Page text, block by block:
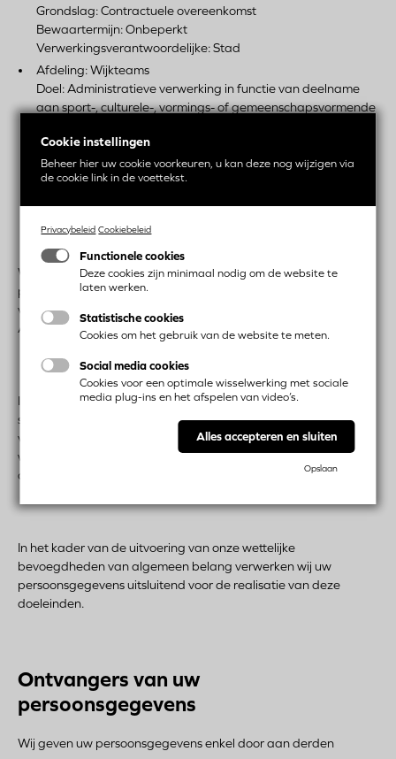
Grondslag: Contractuele overeenkomst
Bewaartermijn: Onbeperkt
Verwerkingsverantwoordelijke: Stad
Afdeling: Wijkteams
Doel: Administratieve verwerking in functie van deelname
aan sport-, culturele-, vormings- of gemeenschapsvormende
dienstverlening
Grondslag: Toestemming
Bewaartermijn: Onbepaald
Wij hebben niet de intentie om bijzondere en of gevoelige
persoonsgegevens te verwerken (de "bijzondere categorieën
van persoonsgegevens" zoals gedefinieerd in Art. 9 van de
AVG), tenzij dit wettelijk vereist is en mits uw toestemming.
In principe verwerken wij ook geen gegevens in verband met
strafbare feiten (zoals gedefinieerd in Art. 10 van de AVG), al
verwerken wij uiteraard wel gegevens over (veroordeelde)
wanbetalers. Deze gegevens kunnen ook worden doorgegeven
aan gerechtsdeurwaarders.
In het kader van de uitvoering van onze wettelijke
bevoegdheden van algemeen belang verwerken wij uw
persoonsgegevens uitsluitend voor de realisatie van deze
doeleinden.
Ontvangers van uw
persoonsgegevens
Wij geven uw persoonsgegevens enkel door aan derden
Cookie instellingen
Beheer hier uw cookie voorkeuren, u kan deze nog wijzigen via
de cookie link in de voettekst.
Privacybeleid Cookiebeleid
Functionele cookies
Deze cookies zijn minimaal nodig om de website te
laten werken.
Statistische cookies
Cookies om het gebruik van de website te meten.
Social media cookies
Cookies voor een optimale wisselwerking met sociale
media plug-ins en het afspelen van video’s.
Opslaan
Alles accepteren en sluiten